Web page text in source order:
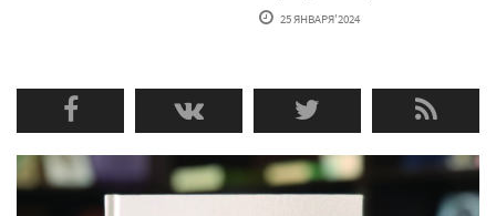
25 ЯНВАРЯ'2024